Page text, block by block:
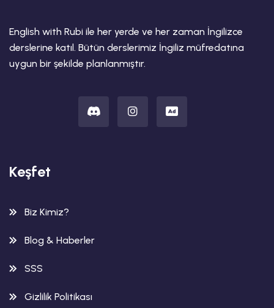
English with Rubi ile her yerde ve her zaman İngilizce
derslerine katıl. Bütün derslerimiz İngiliz müfredatına
uygun bir şekilde planlanmıştır.
Keşfet
Biz Kimiz?
Blog & Haberler
SSS
Gizlilik Politikası